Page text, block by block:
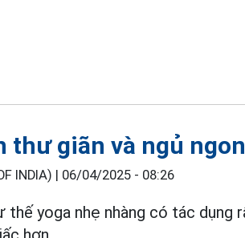
thư giãn và ngủ
INDIA) | 06/04/2025 - 08:26
yoga nhẹ nhàng có tác dụng